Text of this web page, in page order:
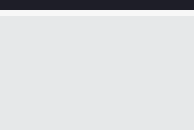
ッ
カート